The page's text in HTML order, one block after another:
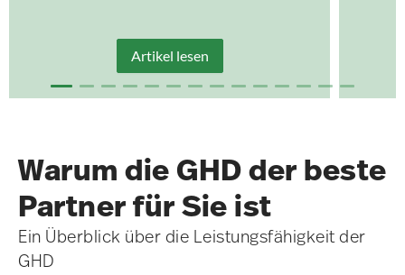
Artikel lesen
Warum die GHD der beste
Partner für Sie ist
Ein Überblick über die Leistungsfähigkeit der
GHD